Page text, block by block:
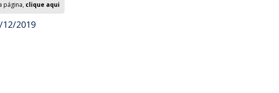
página, clique aqui
12/2019